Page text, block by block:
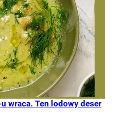
wraca. Ten lodowy deser